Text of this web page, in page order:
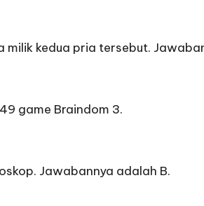
kedua pria tersebut.
game Braindom 3.
Jawabannya adalah B.